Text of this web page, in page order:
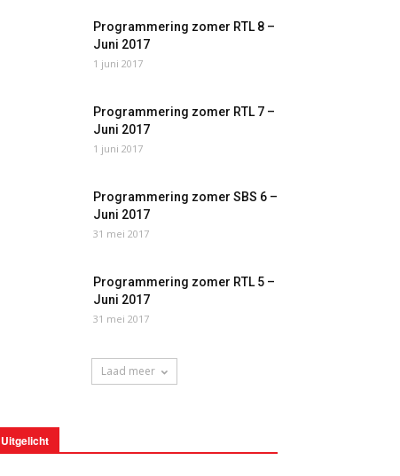
Programmering zomer RTL 8 –
Juni 2017
1 juni 2017
Programmering zomer RTL 7 –
Juni 2017
1 juni 2017
Programmering zomer SBS 6 –
Juni 2017
31 mei 2017
Programmering zomer RTL 5 –
Juni 2017
31 mei 2017
Laad meer
Uitgelicht